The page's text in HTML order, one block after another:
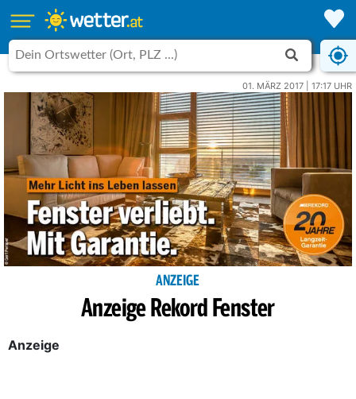
01. MÄRZ 2017 | 17:17 UHR
ANZEIGE
Anzeige Rekord Fenster
Anzeige